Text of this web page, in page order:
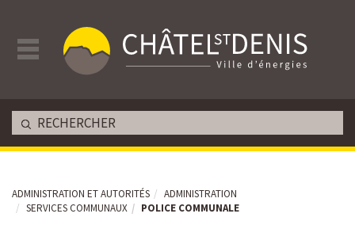
ADMINISTRATION ET AUTORITÉS
ADMINISTRATION
SERVICES COMMUNAUX
POLICE COMMUNALE